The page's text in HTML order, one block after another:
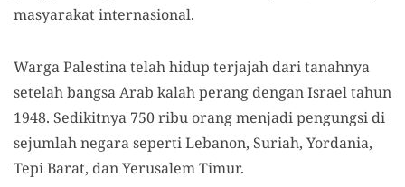
masyarakat internasional.
Warga Palestina telah hidup terjajah dari tanahnya
setelah bangsa Arab kalah perang dengan Israel tahun
1948. Sedikitnya 750 ribu orang menjadi pengungsi di
sejumlah negara seperti Lebanon, Suriah, Yordania,
Tepi Barat, dan Yerusalem Timur.